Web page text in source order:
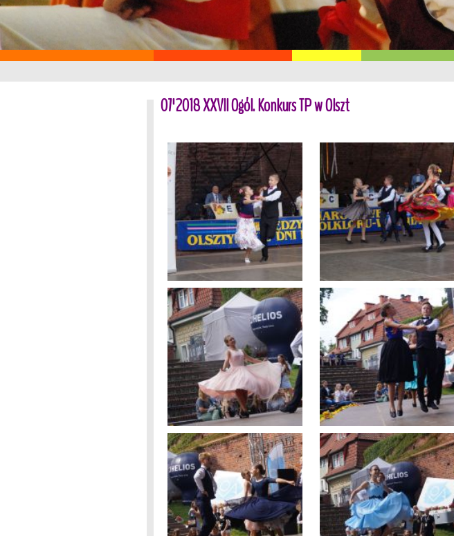
07'2018 XXVII Ogól. Konkurs TP w Olszt